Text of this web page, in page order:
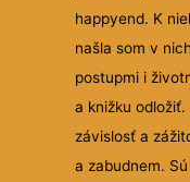
happyend. K
našla som v
postupmi i
a knižku
závislosť a
a zabudnem.